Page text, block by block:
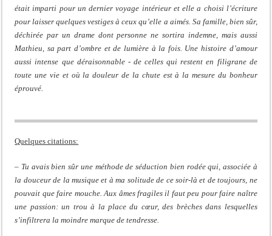
était imparti pour un dernier voyage intérieur et elle a choisi l’écriture
pour laisser quelques vestiges à ceux qu’elle a aimés. Sa famille, bien sûr,
déchirée par un drame dont personne ne sortira indemne, mais aussi
Mathieu, sa part d’ombre et de lumière à la fois. Une histoire d’amour
aussi intense que déraisonnable - de celles qui restent en filigrane de
toute une vie et où la douleur de la chute est à la mesure du bonheur
éprouvé.
Quelques citations:
– Tu avais bien sûr une méthode de séduction bien rodée qui, associée à
la douceur de la musique et à ma solitude de ce soir-là et de toujours, ne
pouvait que faire mouche. Aux âmes fragiles il faut peu pour faire naître
une passion: un trou à la place du cœur, des brèches dans lesquelles
s’infiltrera la moindre marque de tendresse.